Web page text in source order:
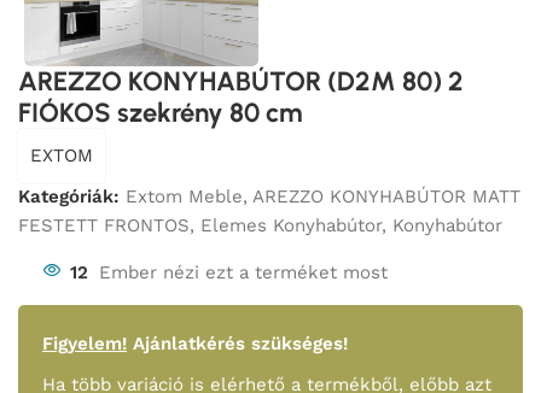
AREZZO KONYHABÚTOR (D2M 80) 2
FIÓKOS szekrény 80 cm
EXTOM
Kategóriák: Extom Meble, AREZZO KONYHABÚTOR MATT
FESTETT FRONTOS, Elemes Konyhabútor, Konyhabútor
12 Ember nézi ezt a terméket most
Figyelem! Ajánlatkérés szükséges!
Ha több variáció is elérhető a termékből, előbb azt